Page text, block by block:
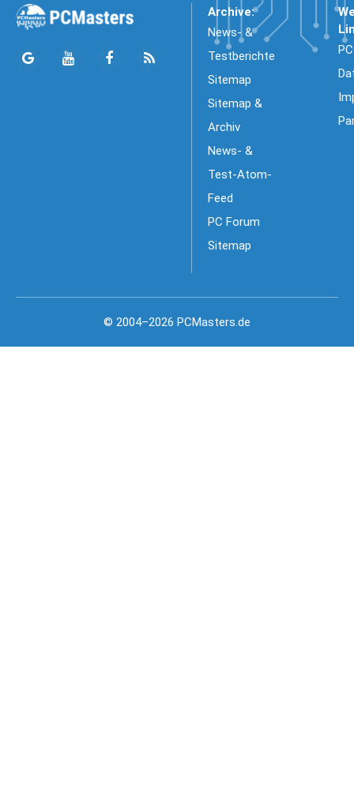
Archive:
News- &
Testberichte
Sitemap
Sitemap &
Archiv
News- &
Test-Atom-
Feed
PC Forum
Sitemap
© 2004–2026 PCMasters.de